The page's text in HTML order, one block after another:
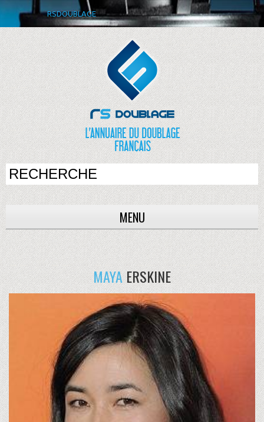
RSDOUBLAGE
MENU
MAYAERSKINE